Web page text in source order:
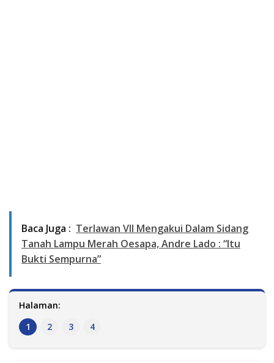
Baca Juga : Terlawan VII Mengakui Dalam Sidang
Tanah Lampu Merah Oesapa, Andre Lado : “Itu
Bukti Sempurna”
Halaman:
1
2 3 4